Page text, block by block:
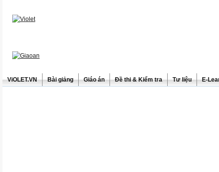
ViOLET.VN Bài giảng Giáo án Đề thi & Kiểm tra Tư liệu E-